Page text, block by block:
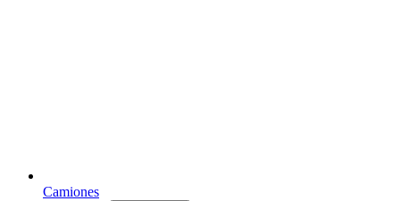
Camiones